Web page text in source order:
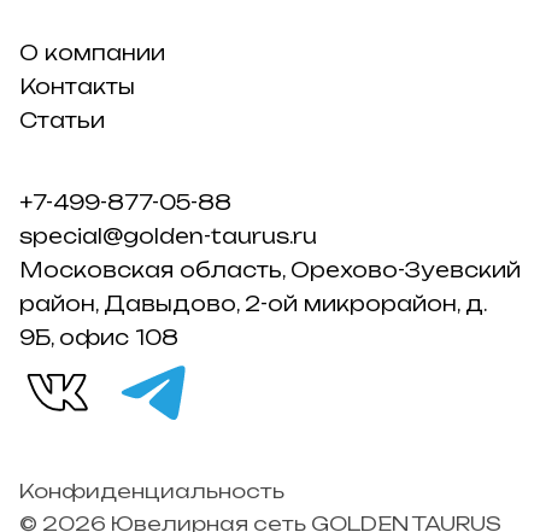
О компании
Контакты
Статьи
+7-499-877-05-88
special@golden-taurus.ru
Московская область, Орехово-Зуевский
район, Давыдово, 2-ой микрорайон, д.
9Б, офис 108
Конфиденциальность
© 2026 Ювелирная сеть GOLDEN TAURUS